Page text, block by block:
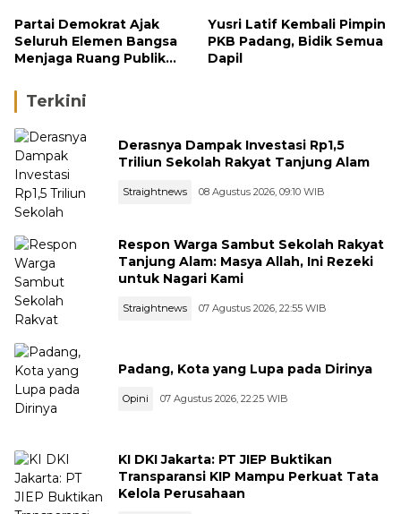
Bermasalah
Partai Demokrat Ajak
Seluruh Elemen Bangsa
Menjaga Ruang Publik
Beradab
Yusri Latif Kembali Pimpin
PKB Padang, Bidik Semua
Dapil
Terkini
Derasnya Dampak Investasi Rp1,5
Triliun Sekolah Rakyat Tanjung Alam
Straightnews 08 Agustus 2026, 09:10 WIB
Respon Warga Sambut Sekolah Rakyat
Tanjung Alam: Masya Allah, Ini Rezeki
untuk Nagari Kami
Straightnews 07 Agustus 2026, 22:55 WIB
Padang, Kota yang Lupa pada Dirinya
Opini 07 Agustus 2026, 22:25 WIB
KI DKI Jakarta: PT JIEP Buktikan
Transparansi KIP Mampu Perkuat Tata
Kelola Perusahaan